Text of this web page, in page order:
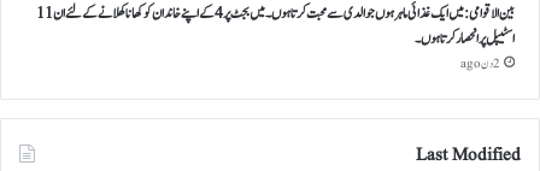
بین الاقوامی: میں ایک غذائی ماہر ہوں جو الدی سے محبت کرتا ہوں ۔ میں بجٹ پر 4 کے اپنے خاندان کو کھانا کھلانے کے لئے ان 11
اسٹیپل پر انحصار کرتا ہوں ۔
2 دن ago
Last Modified